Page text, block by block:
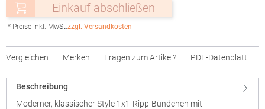
Einkauf abschließen
* Preise inkl. MwSt.zzgl. Versandkosten
Vergleichen Merken Fragen zum Artikel? PDF-Datenblatt
Beschreibung
Moderner, klassischer Style 1x1-Ripp-Bündchen mit